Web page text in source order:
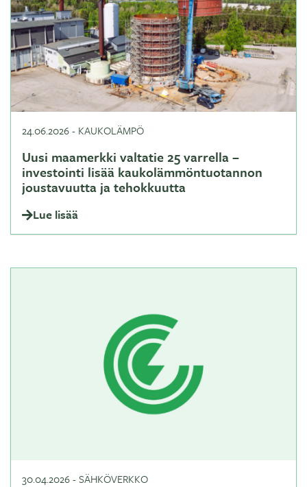
24.06.2026- KAUKOLÄMPÖ
Uusi maamerkki valtatie 25 varrella –
investointi lisää kaukolämmöntuotannon
joustavuutta ja tehokkuutta
Lue lisää
30.04.2026-SÄHKÖVERKKO